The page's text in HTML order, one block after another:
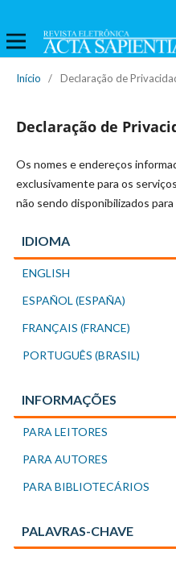
Início / Declaração de
Declaração de
Os nomes e endereços
exclusivamente para os
não sendo disponibilizados
IDIOMA
ENGLISH
ESPAÑOL (ESPAÑA)
FRANÇAIS (FRANCE)
PORTUGUÊS (BRASIL)
INFORMAÇÕES
PARA LEITORES
PARA AUTORES
PARA BIBLIOTECÁRIOS
PALAVRAS-CHAVE